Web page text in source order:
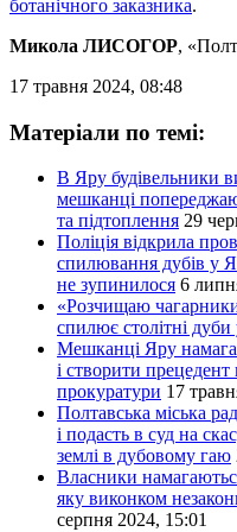
ботанічного заказника.
Микола ЛИСОГОР,
17 травня 2024, 08:48
Матеріали по темі:
В Яру будівельники
мешканці
та підтоплення 29
Поліція відкрила
спилювання дубів у
не зупинилося 6
«Розчищаю
спилює столітні
Мешканці Яру
і створити прецедент
прокуратури 17
Полтавська міська
і подасть в суд на
землі в дубовому гаю
Власники
яку виконком
серпня 2024, 15:01